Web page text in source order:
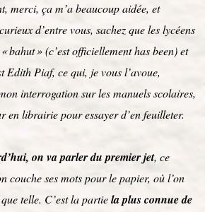
merci, ça m’a beaucoup aidée, et
d’entre vous, sachez que les lycéens
bahut » (c’est officiellement has been) et
Edith Piaf, ce qui, je vous l’avoue,
interrogation sur les manuels scolaires,
en librairie pour essayer d’en feuilleter.
on va parler du premier jet, ce
couche ses mots pour le papier, où l’on
telle. C’est la partiela plus connue de